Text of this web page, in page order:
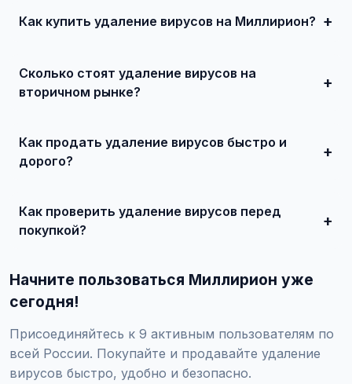
Как купить удаление вирусов на Миллирион?
встрече и совершите сделку. Для дорогих автомобилей
рекомендуется провести независимую экспертизу.
Сколько стоят удаление вирусов на
вторичном рынке?
представлены предложения от 50 000 ₽ до нескольких
миллионов рублей.
Как продать удаление вирусов быстро и
дорого?
необходимости воспользуйтесь платным продвижением
— ваше объявление поднимется в топ.
Как проверить удаление вирусов перед
покупкой?
технического состояния и проверки пробега.
Начните пользоваться Миллирион уже
сегодня!
Присоединяйтесь к 9 активным пользователям по
всей России. Покупайте и продавайте удаление
вирусов быстро, удобно и безопасно.